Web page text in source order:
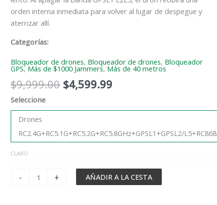
orden interna inmediata para volver al lugar de despegue y
aterrizar allí.
Categorías:
Bloqueador de drones, Bloqueador de drones, Bloqueador
GPS, Más de $1000 Jammers, Más de 40 metros
$9,999.00 $4,599.99
Seleccione
Drones
RC2.4G+RC5.1G+RC5.2G+RC5.8GHz+GPSL1+GPSL2/
CLARO
- + AÑADIR A LA CESTA